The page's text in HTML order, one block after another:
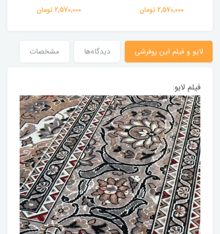
2,570,000 تومان 2,570,000 تومان
لایو و فیلم این روفرشی دیدگاه‌ها مشخصات
فیلم لایو: